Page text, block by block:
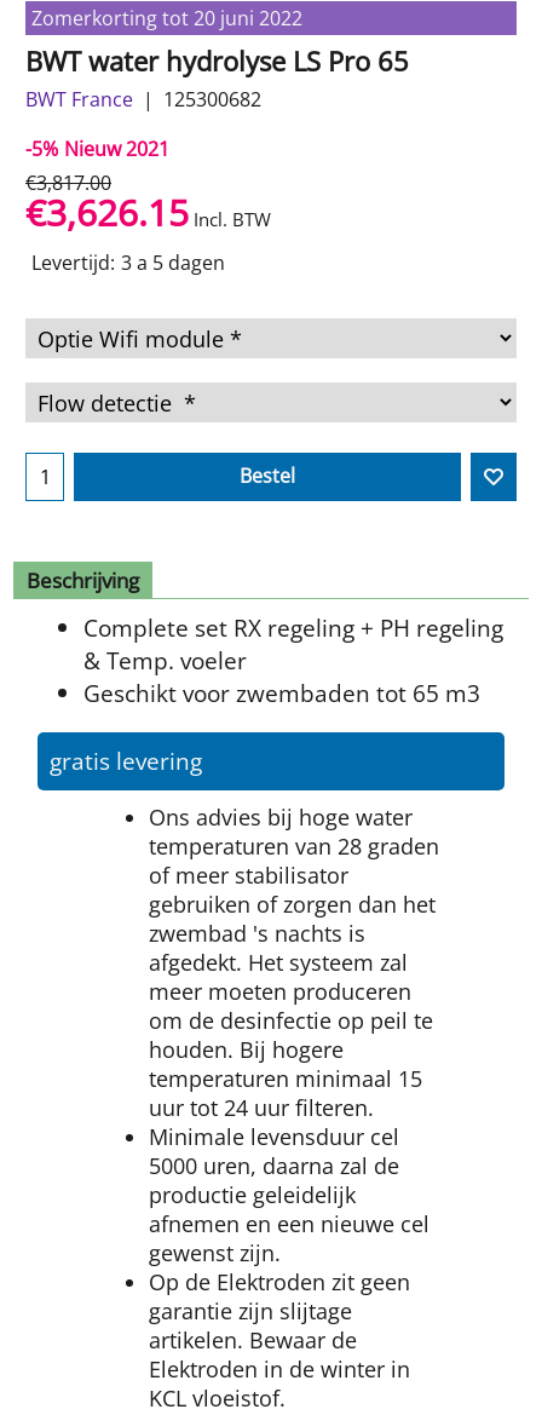
Zomerkorting tot 20 juni 2022
BWT water hydrolyse LS Pro 65
BWT France
125300682
-5% Nieuw 2021
€3,817.00
€3,626.15 Incl. BTW
Levertijd: 3 a 5 dagen
Bestel
Beschrijving
Complete set RX regeling + PH regeling
& Temp. voeler
Geschikt voor zwembaden tot 65 m3
gratis levering
Ons advies bij hoge water
temperaturen van 28 graden
of meer stabilisator
gebruiken of zorgen dan het
zwembad 's nachts is
afgedekt. Het systeem zal
meer moeten produceren
om de desinfectie op peil te
houden. Bij hogere
temperaturen minimaal 15
uur tot 24 uur filteren.
Minimale levensduur cel
5000 uren, daarna zal de
productie geleidelijk
afnemen en een nieuwe cel
gewenst zijn.
Op de Elektroden zit geen
garantie zijn slijtage
artikelen. Bewaar de
Elektroden in de winter in
KCL vloeistof.